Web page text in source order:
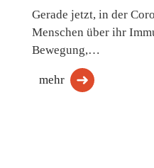
Gerade jetzt, in der
Menschen über ihr
Bewegung,…
mehr